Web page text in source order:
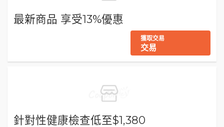
最新商品 享受13%優惠
獲取交易
交易
針對性健康檢查低至$1,380